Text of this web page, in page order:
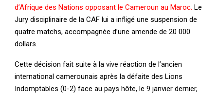
d’Afrique des Nations opposant le Cameroun au Maroc. Le
Jury disciplinaire de la CAF lui a infligé une suspension de
quatre matchs, accompagnée d’une amende de 20 000
dollars.
Cette décision fait suite à la vive réaction de l’ancien
international camerounais après la défaite des Lions
Indomptables (0-2) face au pays hôte, le 9 janvier dernier,